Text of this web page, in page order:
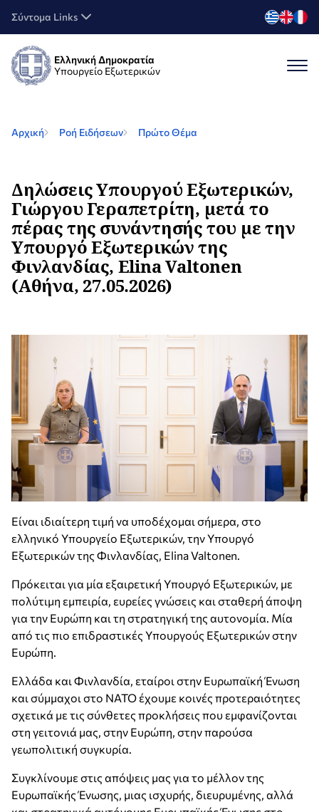
Σύντομα Links
Ελληνική Δημοκρατία
Υπουργείο Εξωτερικών
Αρχική Ροή Ειδήσεων Πρώτο Θέμα
Δηλώσεις Υπουργού Εξωτερικών,
Γιώργου Γεραπετρίτη, μετά το
πέρας της συνάντησής του με την
Υπουργό Εξωτερικών της
Φινλανδίας, Elina Valtonen
(Αθήνα, 27.05.2026)
Είναι ιδιαίτερη τιμή να υποδέχομαι σήμερα, στο
ελληνικό Υπουργείο Εξωτερικών, την Υπουργό
Εξωτερικών της Φινλανδίας, Elina Valtonen.
Πρόκειται για μία εξαιρετική Υπουργό Εξωτερικών, με
πολύτιμη εμπειρία, ευρείες γνώσεις και σταθερή άποψη
για την Ευρώπη και τη στρατηγική της αυτονομία. Μία
από τις πιο επιδραστικές Υπουργούς Εξωτερικών στην
Ευρώπη.
Ελλάδα και Φινλανδία, εταίροι στην Ευρωπαϊκή Ένωση
και σύμμαχοι στο ΝΑΤΟ έχουμε κοινές προτεραιότητες
σχετικά με τις σύνθετες προκλήσεις που εμφανίζονται
στη γειτονιά μας, στην Ευρώπη, στην παρούσα
γεωπολιτική συγκυρία.
Συγκλίνουμε στις απόψεις μας για το μέλλον της
Ευρωπαϊκής Ένωσης, μιας ισχυρής, διευρυμένης, αλλά